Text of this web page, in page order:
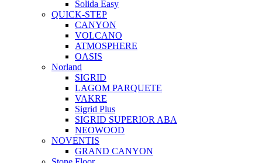
Solida Easy
QUICK-STEP
CANYON
VOLCANO
ATMOSPHERE
OASIS
Norland
SIGRID
LAGOM PARQUETE
VAKRE
Sigrid Plus
SIGRID SUPERIOR ABA
NEOWOOD
NOVENTIS
GRAND CANYON